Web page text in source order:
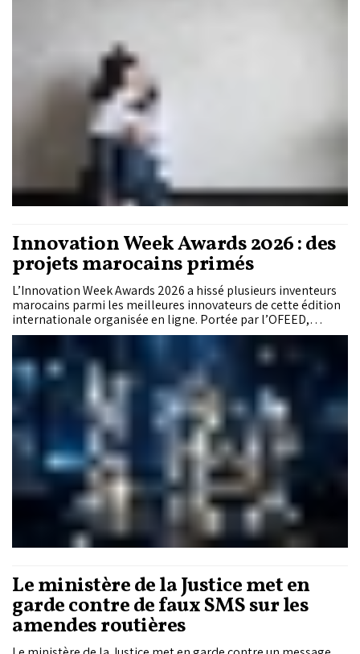
généralisé. Souvent méconnu et pris en charge tardivement,
ce trouble affecte profondément la qualité de vie et concerne
un nombre croissant de personnes. Comment le reconnaître
? Quand faut-il consulter ? Quelles sont les solutions pour
mieux le prendre en charge ? Réponses avec le Dr Issam Harti,
psychiatre psychothérapeute.
Innovation Week Awards 2026 : des
projets marocains primés
L’Innovation Week Awards 2026 a hissé plusieurs inventeurs
marocains parmi les meilleures innovateurs de cette édition
internationale organisée en ligne. Portée par l’OFEED,
plateforme marocaine dédiée à la promotion de l’innovation
et des inventeurs, cette édition a également introduit une
évolution notable dans l’évaluation des projets, avec le
recours à un jury assisté par intelligence artificielle. Hassan
Ammor, professeur à l’Université Mohammed V de Rabat, y a
obtenu l’Academic Grand Prize pour un projet de lutte contre
la fraude aux examens.
Le ministère de la Justice met en
garde contre de faux SMS sur les
amendes routières